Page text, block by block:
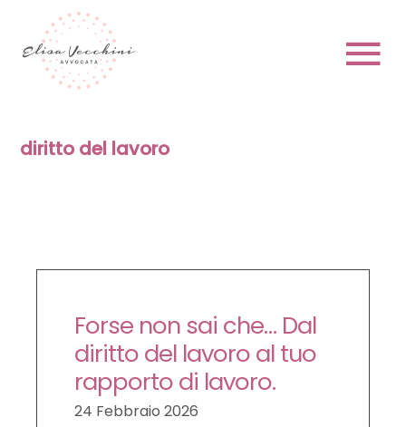
content
PRENOTA
LE NOVITÀ DA SAPERE
diritto del lavoro
Forse non sai che… Dal
diritto del lavoro al tuo
rapporto di lavoro.
24 Febbraio 2026